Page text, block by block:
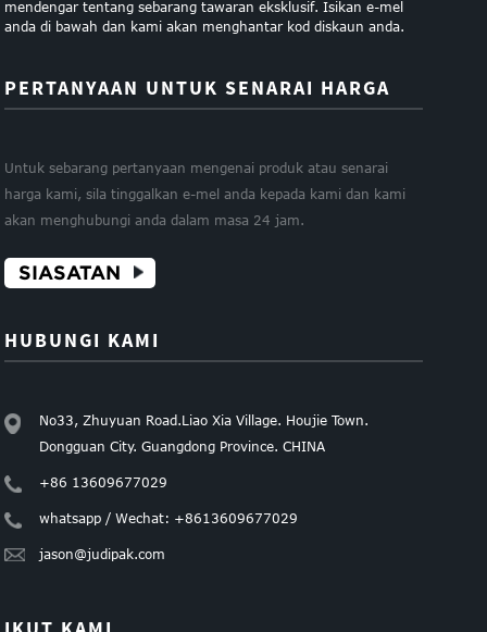
mendengar tentang sebarang tawaran eksklusif. Isikan e-mel
anda di bawah dan kami akan menghantar kod diskaun anda.
PERTANYAAN UNTUK SENARAI HARGA
Untuk sebarang pertanyaan mengenai produk atau senarai
harga kami, sila tinggalkan e-mel anda kepada kami dan kami
akan menghubungi anda dalam masa 24 jam.
SIASATAN
HUBUNGI KAMI
No33, Zhuyuan Road.Liao Xia Village. Houjie Town.
Dongguan City. Guangdong Province. CHINA
+86 13609677029
whatsapp / Wechat: +8613609677029
jason@judipak.com